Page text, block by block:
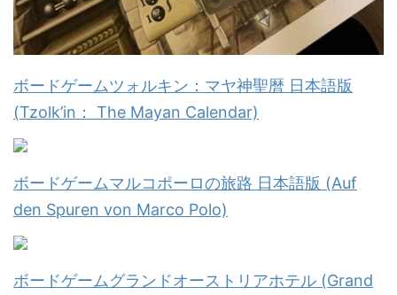
ボードゲームツォルキン：マヤ神聖暦 日本語版
(Tzolk’in： The Mayan Calendar)
ボードゲームマルコポーロの旅路 日本語版 (Auf
den Spuren von Marco Polo)
ボードゲームグランドオーストリアホテル (Grand